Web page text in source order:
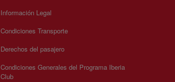
Información Legal
Condiciones Transporte
Derechos del pasajero
Condiciones Generales del Programa Iberia
Club